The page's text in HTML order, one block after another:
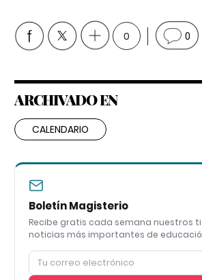
0 0
ARCHIVADO EN
CALENDARIO
Boletín Magisterio
Recibe gratis cada semana nuestros
noticias más importantes de